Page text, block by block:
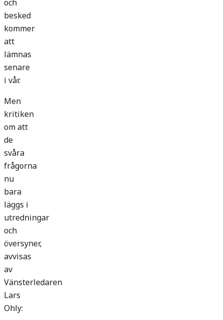
besked
kommer
att
lämnas
senare
i vår.
Men
kritiken
om att
de
svåra
frågorna
nu
bara
läggs i
utredningar
och
översyner,
avvisas
av
Vänsterledaren
Lars
Ohly: